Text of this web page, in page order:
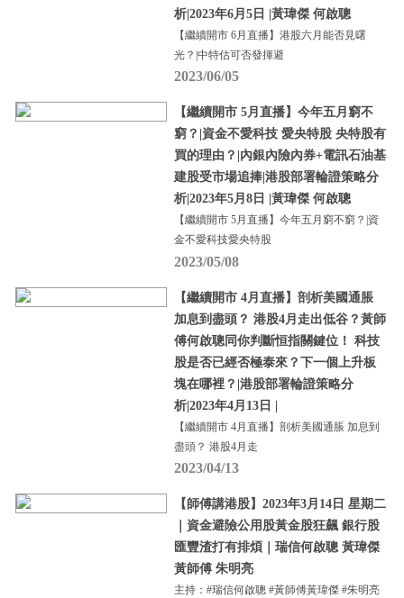
析|2023年6月5日 |黃瑋傑 何啟聰
【繼續開市 6月直播】港股六月能否見曙
光？|中特估可否發揮避
2023/06/05
【繼續開市 5月直播】今年五月窮不
窮？|資金不愛科技 愛央特股 央特股有
買的理由？|內銀內險內券+電訊石油基
建股受市場追捧|港股部署輪證策略分
析|2023年5月8日 |黃瑋傑 何啟聰
【繼續開市 5月直播】今年五月窮不窮？|資
金不愛科技愛央特股
2023/05/08
【繼續開市 4月直播】剖析美國通脹
加息到盡頭？ 港股4月走出低谷？黃師
傅何啟聰同你判斷恒指關鍵位！ 科技
股是否已經否極泰來？下一個上升板
塊在哪裡？|港股部署輪證策略分
析|2023年4月13日 |
【繼續開市 4月直播】剖析美國通脹 加息到
盡頭？ 港股4月走
2023/04/13
【師傅講港股】2023年3月14日 星期二
｜資金避險公用股黃金股狂飆 銀行股
匯豐渣打有排煩｜瑞信何啟聰 黃瑋傑
黃師傅 朱明亮
主持：#瑞信何啟聰 #黃師傅黃瑋傑 #朱明亮